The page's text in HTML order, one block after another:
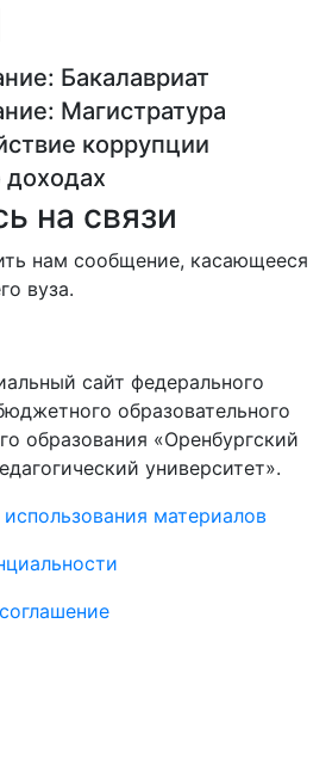
Бакалавриат
Магистратура
коррупции
на связи
нам сообщение, касающееся
вуза.
сайт федерального
образовательного
образования «Оренбургский
университет».
материалов